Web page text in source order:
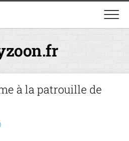
à la patrouille de